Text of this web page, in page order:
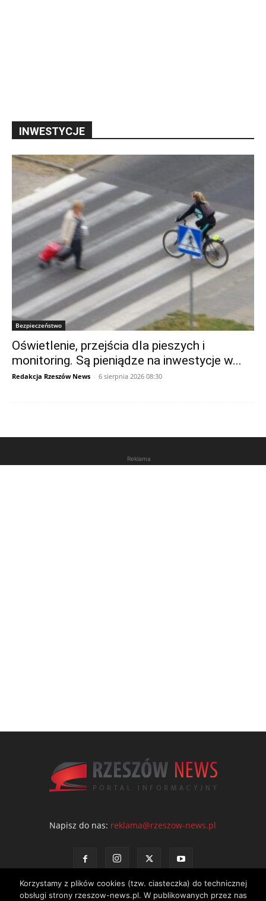
INWESTYCJE
Bezpieczeństwo
Oświetlenie, przejścia dla pieszych i
monitoring. Są pieniądze na inwestycje w...
Redakcja Rzeszów News - 6 sierpnia 2026 08:30
Reklama
Napisz do nas: reklama@rzeszow-news.pl
Korzystamy z plików cookies (tzw. ciasteczka) do technicznej
obsługi strony rzeszow-news.pl. W publikowanych przez nas